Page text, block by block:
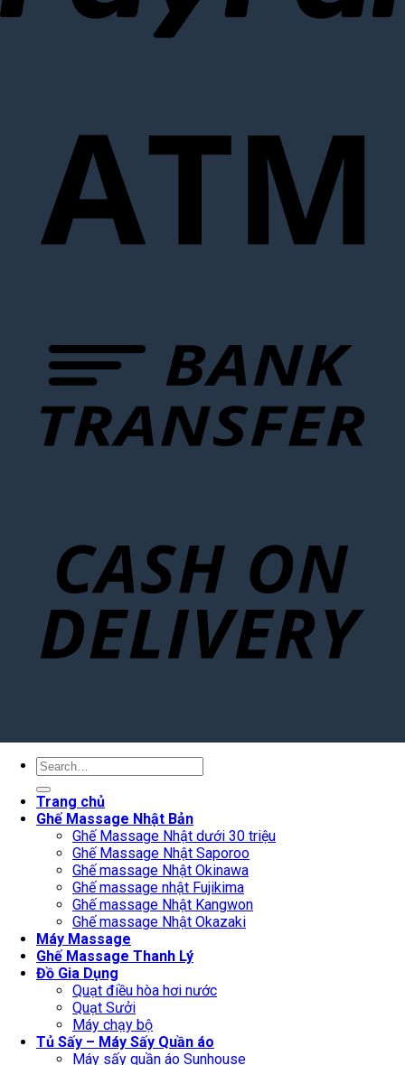
Search
Trang chủ
Ghế Massage Nhật Bản
Ghế Massage Nhật dưới 30 triệu
Ghế Massage Nhật Saporoo
Ghế massage Nhật Okinawa
Ghế massage nhật Fujikima
Ghế massage Nhật Kangwon
Ghế massage Nhật Okazaki
Máy Massage
Ghế Massage Thanh Lý
Đồ Gia Dụng
Quạt điều hòa hơi nước
Quạt Sưởi
Máy chạy bộ
Tủ Sấy – Máy Sấy Quần áo
Máy sấy quần áo Sunhouse